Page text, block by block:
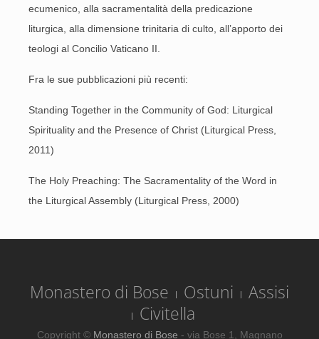
ecumenico, alla sacramentalità della predicazione
liturgica, alla dimensione trinitaria di culto, all’apporto dei
teologi al Concilio Vaticano II.
Fra le sue pubblicazioni più recenti:
Standing Together in the Community of God: Liturgical
Spirituality and the Presence of Christ (Liturgical Press,
2011)
The Holy Preaching: The Sacramentality of the Word in
the Liturgical Assembly (Liturgical Press, 2000)
Monastero di Bose Ostuni
Assisi
Civitella
Copyright © Monastero di Bose - via Bose 1, Magnano